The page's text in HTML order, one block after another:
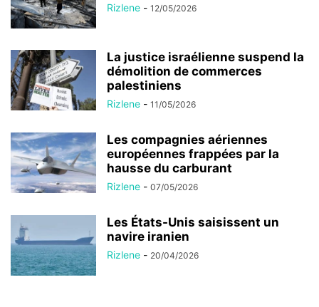
Rizlene - 12/05/2026
La justice israélienne suspend la
démolition de commerces
palestiniens
Rizlene - 11/05/2026
Les compagnies aériennes
européennes frappées par la
hausse du carburant
Rizlene - 07/05/2026
Les États-Unis saisissent un
navire iranien
Rizlene - 20/04/2026